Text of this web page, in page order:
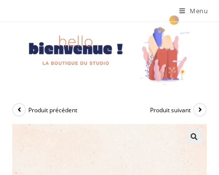
Menu
Produit précédent Produit suivant